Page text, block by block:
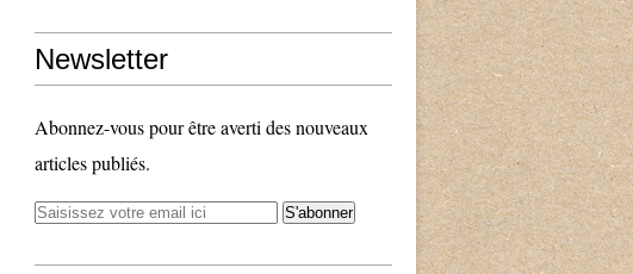
Newsletter
Abonnez-vous pour être averti des nouveaux
articles publiés.